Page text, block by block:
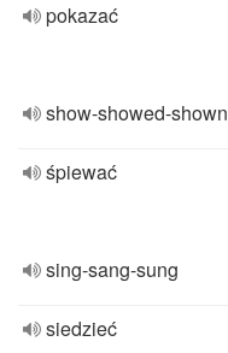
pokazać
show-showed-shown
śpiewać
sing-sang-sung
siedzieć